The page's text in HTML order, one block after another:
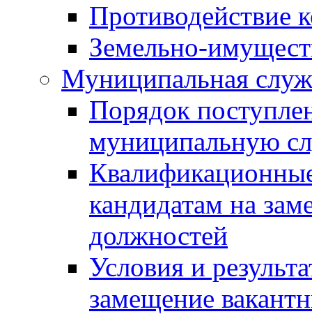
Противодействие
Земельно-
Муниципальная
Порядок
муниципальную
кандидатам на
должностей
Условия и
замещение